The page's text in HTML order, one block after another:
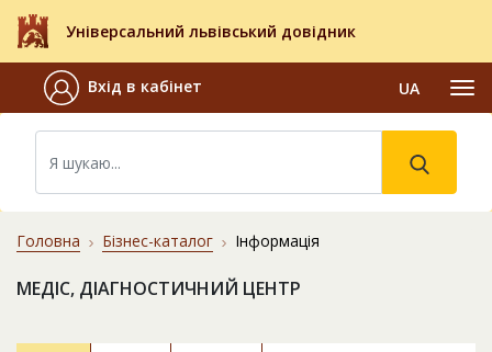
Універсальний львівський довідник
Вхід в кабінет UA
Головна Бізнес-каталог Інформація
МЕДІС, ДІАГНОСТИЧНИЙ ЦЕНТР